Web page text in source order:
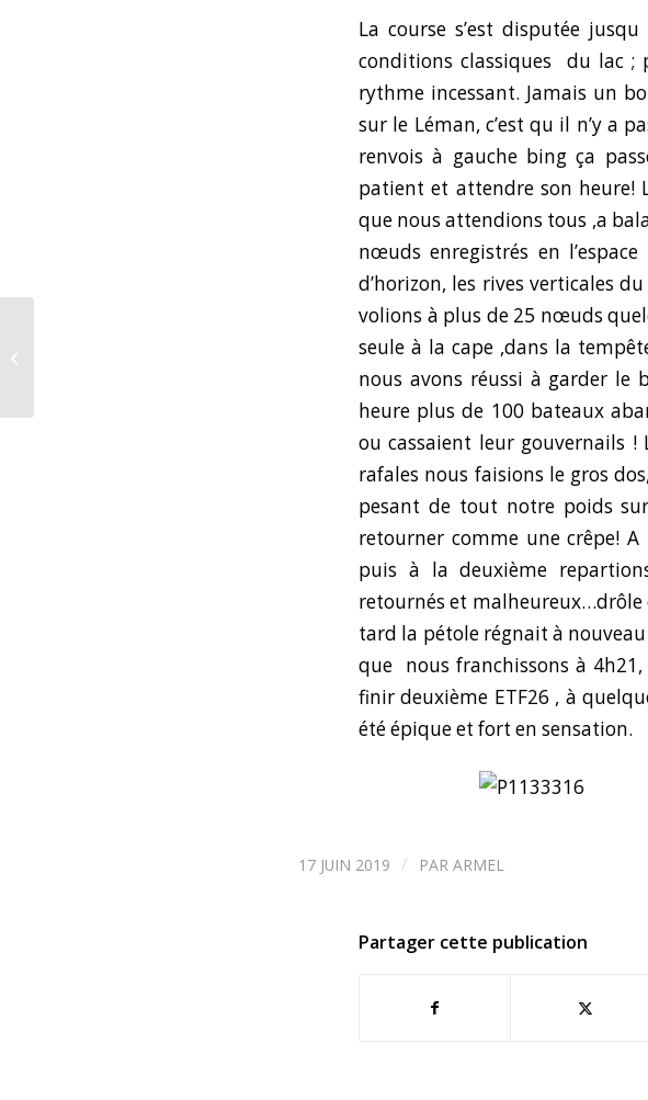
La course s’est disputée
conditions classiques du lac
rythme incessant. Jamais un
sur le Léman, c’est qu il n’y a
renvois à gauche bing ça
patient et attendre son heure!
que nous attendions tous ,a
nœuds enregistrés en
d’horizon, les rives verticales
volions à plus de 25 nœuds
seule à la cape ,dans la
nous avons réussi à garder le
heure plus de 100 bateaux
ou cassaient leur gouvernails
rafales nous faisions le gros
pesant de tout notre poids
retourner comme une crêpe!
puis à la deuxième
retournés et
tard la pétole régnait à
que nous franchissons à
finir deuxième ETF26 , à
été épique et fort en sensation.
17 JUIN 2019 / PAR ARMEL
Partager cette publication